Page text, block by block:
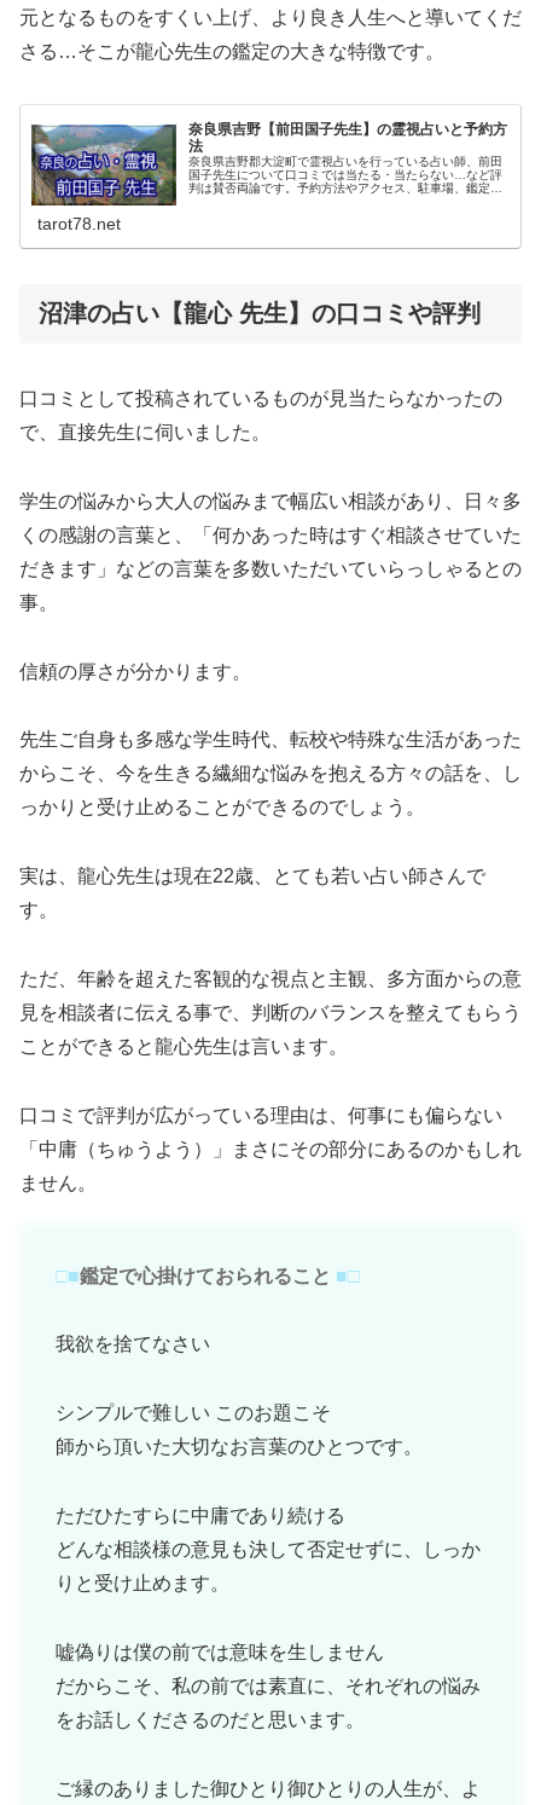
元となるものをすくい上げ、より良き人生へと導いてくだ
さる…そこが龍心先生の鑑定の大きな特徴です。
奈良県吉野【前田国子先生】の霊視占いと予約方
法
奈良県吉野郡大淀町で霊視占いを行っている占い師、前田
国子先生について口コミでは当たる・当たらない…など評
判は賛否両論です。予約方法やアクセス、駐車場、鑑定料
tarot78.net
沼津の占い【龍心 先生】の口コミや評判
口コミとして投稿されているものが見当たらなかったの
で、直接先生に伺いました。
学生の悩みから大人の悩みまで幅広い相談があり、日々多
くの感謝の言葉と、「何かあった時はすぐ相談させていた
だきます」などの言葉を多数いただいていらっしゃるとの
事。
信頼の厚さが分かります。
先生ご自身も多感な学生時代、転校や特殊な生活があった
からこそ、今を生きる繊細な悩みを抱える方々の話を、し
っかりと受け止めることができるのでしょう。
実は、龍心先生は現在22歳、とても若い占い師さんで
す。
ただ、年齢を超えた客観的な視点と主観、多方面からの意
見を相談者に伝える事で、判断のバランスを整えてもらう
ことができると龍心先生は言います。
口コミで評判が広がっている理由は、何事にも偏らない
「中庸（ちゅうよう）」まさにその部分にあるのかもしれ
ません。
□■鑑定で心掛けておられること ■□
我欲を捨てなさい
シンプルで難しい このお題こそ
師から頂いた大切なお言葉のひとつです。
ただひたすらに中庸であり続ける
どんな相談様の意見も決して否定せずに、しっか
りと受け止めます。
嘘偽りは僕の前では意味を生しません
だからこそ、私の前では素直に、それぞれの悩み
をお話しくださるのだと思います。
ご縁のありました御ひとり御ひとりの人生が、よ